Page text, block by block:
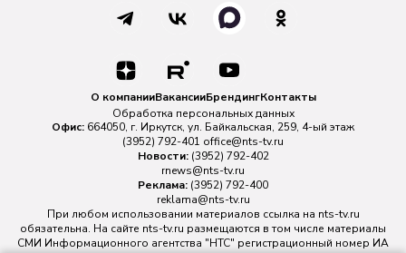
О компанииВакансииБрендингКонтакты
Обработка персональных данных
Офис: 664050, г. Иркутск, ул. Байкальская, 259, 4-ый этаж
(3952) 792-401 office@nts-tv.ru
Новости: (3952) 792-402
rnews@nts-tv.ru
Реклама: (3952) 792-400
reklama@nts-tv.ru
При любом использовании материалов ссылка на nts-tv.ru
обязательна. На сайте nts-tv.ru размещаются в том числе материалы
СМИ Информационного агентства "НТС" регистрационный номер ИА